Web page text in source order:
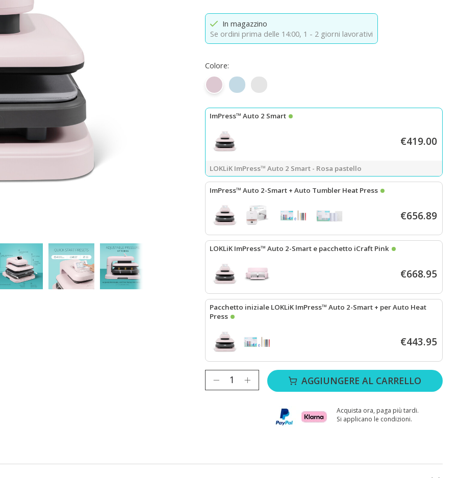
In magazzino
Se ordini prima delle 14:00, 1 - 2 giorni lavorativi
Colore:
Rosa pastello
Blu bolleBianco margherita
ImPress™ Auto 2 Smart
€419.00
LOKLiK ImPress™ Auto 2 Smart - Rosa pastello
ImPress™ Auto 2-Smart + Auto Tumbler Heat Press
€656.89
LOKLiK ImPress™ Auto 2 Smart - Rosa pastello Auto Tumbler Heat Press -
LOKLiK ImPress™ Auto 2-Smart e pacchetto iCraft Pink
€668.95
LOKLiK ImPress™ Auto 2 Smart - Rosa pastello iCraft™ - Rosa pastello
Pacchetto iniziale LOKLiK ImPress™ Auto 2-Smart + per Auto Heat
Press
€443.95
LOKLiK ImPress™ Auto 2 Smart - Rosa pastello
Quantità: AGGIUNGERE AL CARRELLO
Acquista ora, paga più tardi.
Si applicano le condizioni.